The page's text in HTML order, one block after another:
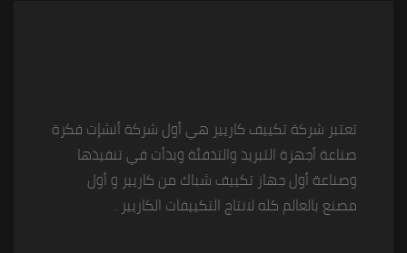
تعتبر شركة تكييف كاريير هي أول شركة أنشإت فكرة
صناعة أجهزة التبريد والتدفئة وبدأت في تنفيذها
وصناعة أول جهاز تكييف شباك من كاريير و أول
مصنع بالعالم كله لانتاج التكييفات الكاريير .